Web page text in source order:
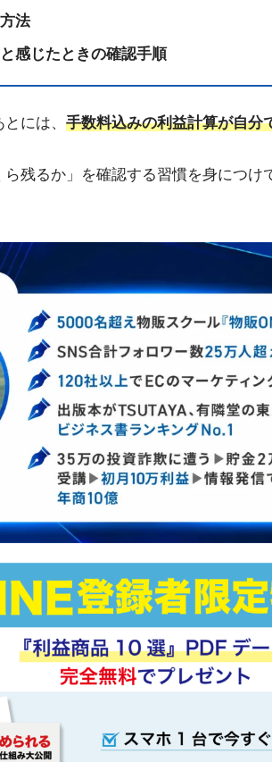
法
感じたときの確認手順
には、 手数料込みの利益計算が自分
残るか」を確認する習慣を身につけ